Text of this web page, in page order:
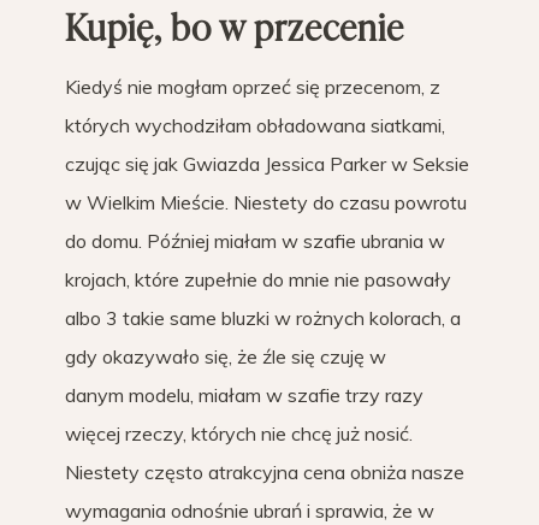
Kupię, bo w przecenie
Kiedyś nie mogłam oprzeć się przecenom, z
których wychodziłam obładowana siatkami,
czując się jak Gwiazda Jessica Parker w Seksie
w Wielkim Mieście. Niestety do czasu powrotu
do domu. Później miałam w szafie ubrania w
krojach, które zupełnie do mnie nie pasowały
albo 3 takie same bluzki w rożnych kolorach, a
gdy okazywało się, że źle się czuję w
danym modelu, miałam w szafie trzy razy
więcej rzeczy, których nie chcę już nosić.
Niestety często atrakcyjna cena obniża nasze
wymagania odnośnie ubrań i sprawia, że w